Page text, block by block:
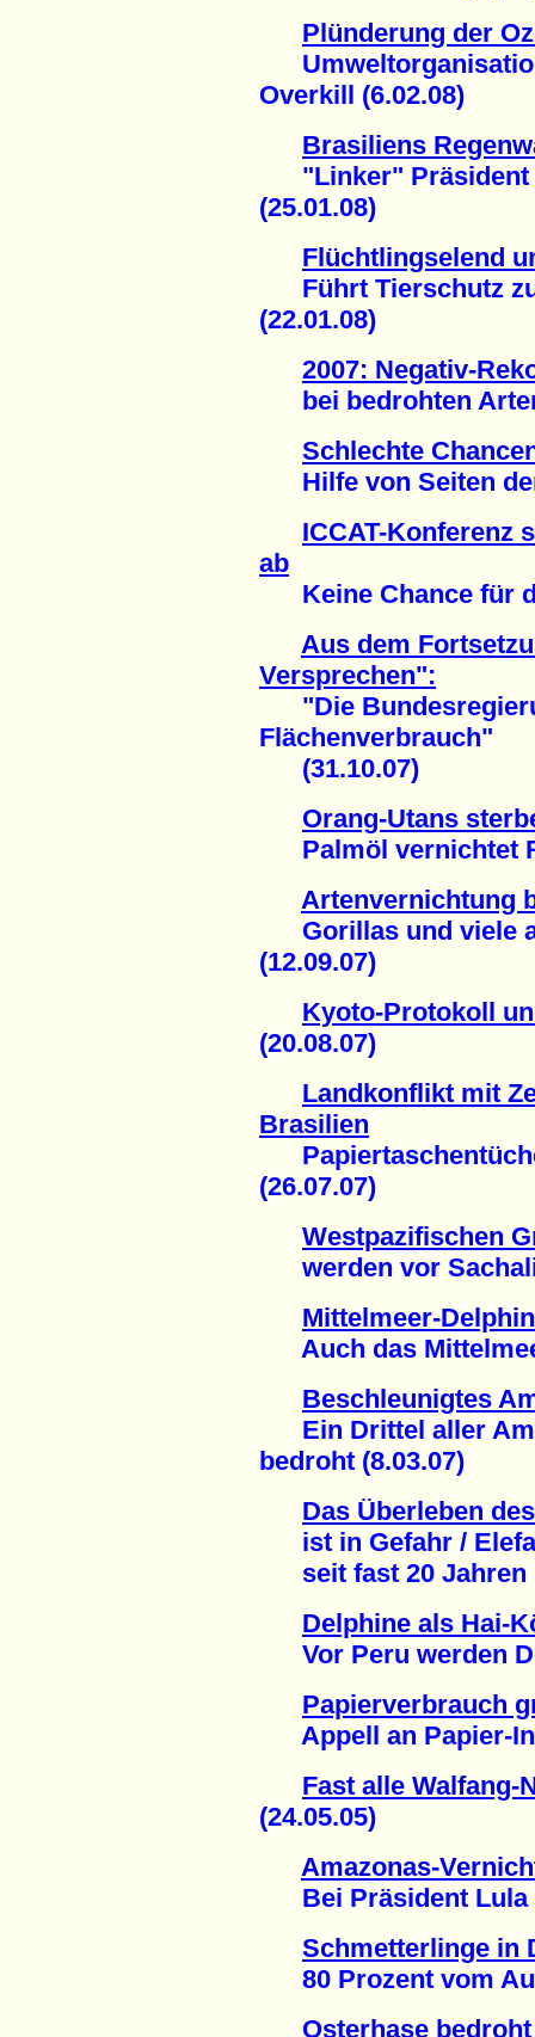
Plünderung der
Overkill (6.02.08)
Brasiliens
"Linker" Präsident
(25.01.08)
Flüchtlingselend
Führt Tierschutz zu
(22.01.08)
2007: Negativ-
bei bedrohten
Schlechte
Hilfe von Seiten
ICCAT-Konferenz
ab
Keine Chance für
Aus dem
Versprechen":
"Die
Flächenverbrauch"
(31.10.07)
Orang-Utans
Palmöl vernichtet
Artenvernichtung
Gorillas und viele
(12.09.07)
Kyoto-Protokoll
(20.08.07)
Landkonflikt mit
Brasilien
(26.07.07)
Westpazifischen
werden vor
Mittelmeer-
Auch das
Beschleunigtes
Ein Drittel aller
bedroht (8.03.07)
Das Überleben
ist in Gefahr /
seit fast 20 Jahren
Delphine als Hai-
Vor Peru werden
Papierverbrauch
Appell an Papier-
Fast alle Walfang-
(24.05.05)
Amazonas-
Bei Präsident Lula
Schmetterlinge in
80 Prozent vom
Osterhase bedroht